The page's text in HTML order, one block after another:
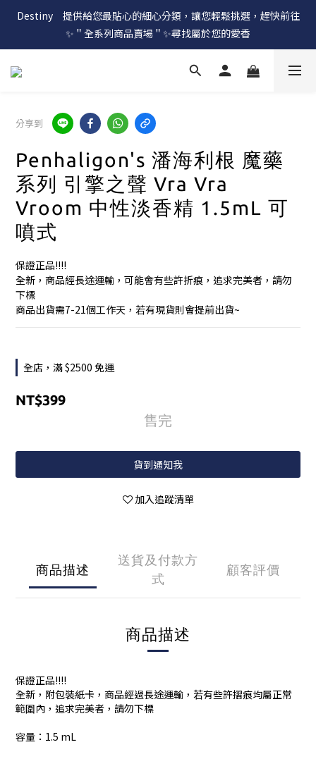
Destiny　提供給您最貼心的細心分類，讓您輕鬆挑選，趕快前往
✨＂全系列商品賣場＂✨尋找屬於您的愛香
分享到
Penhaligon's 潘海利根 魔藥
系列 引擎之聲 Vra Vra
Vroom 中性淡香精 1.5mL 可
噴式
保證正品!!!!
全新，商品經長途運輸，可能會有些許折痕，追求完美者，請勿
下標
商品出貨需7-21個工作天，若有現貨則會提前出貨~
全店，滿 $2500 免運
NT$399
售完
貨到通知我
加入追蹤清單
商品描述
送貨及付款方
式
顧客評價
商品描述
保證正品!!!!
全新，附包裝紙卡，商品經過長途運輸，若有些許摺痕均屬正常
範圍內，追求完美者，請勿下標
容量：1.5 mL